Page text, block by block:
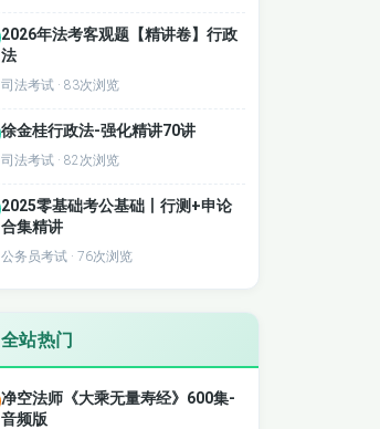
2026年法考客观题【精讲卷】行政
法
司法考试 · 83次浏览
徐金桂行政法-强化精讲70讲
司法考试 · 82次浏览
2025零基础考公基础丨行测+申论
合集精讲
公务员考试 · 76次浏览
全站热门
净空法师《大乘无量寿经》600集-
音频版